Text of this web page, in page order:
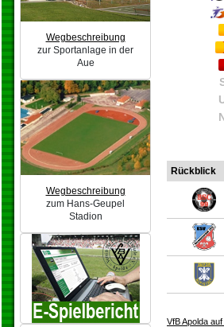
Wegbeschreibung
zur Sportanlage in der
Aue
Wegbeschreibung
zum Hans-Geupel
Stadion
Rückblick
VfB Apolda